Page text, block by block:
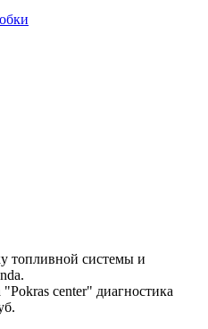
топливной системы и
center" диагностика